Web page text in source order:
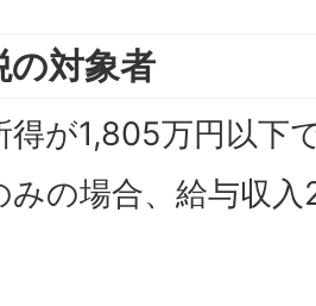
の対象者
得が1,805万円以下
みの場合、給与収